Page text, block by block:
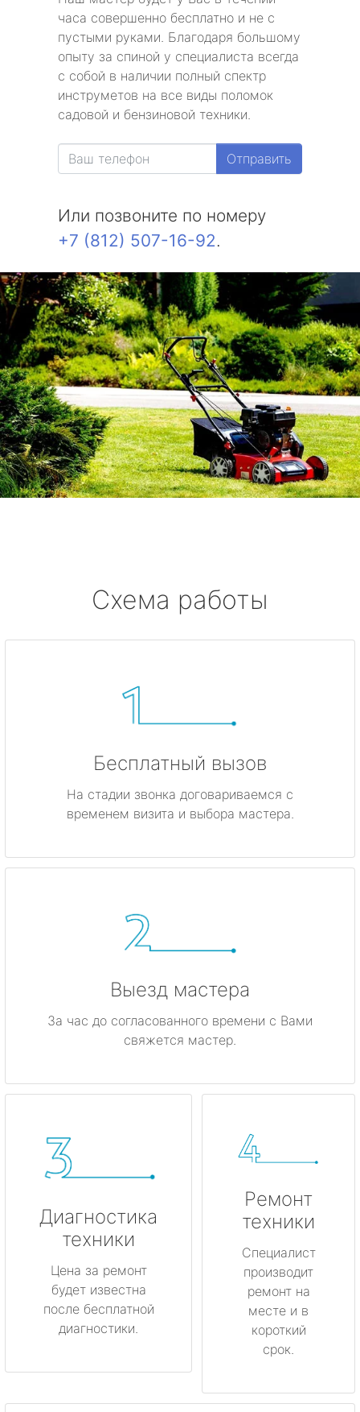
часа совершенно бесплатно и не с
пустыми руками. Благодаря большому
опыту за спиной у специалиста всегда
с собой в наличии полный спектр
инструметов на все виды поломок
садовой и бензиновой техники.
Отправить
Или позвоните по номеру
+7 (812) 507-16-92.
Схема работы
Бесплатный вызов
На стадии звонка договариваемся с
временем визита и выбора мастера.
Выезд мастера
За час до согласованного времени с Вами
свяжется мастер.
Диагностика
техники
Цена за ремонт
будет известна
после бесплатной
диагностики.
Ремонт
техники
Специалист
производит
ремонт на
месте и в
короткий
срок.